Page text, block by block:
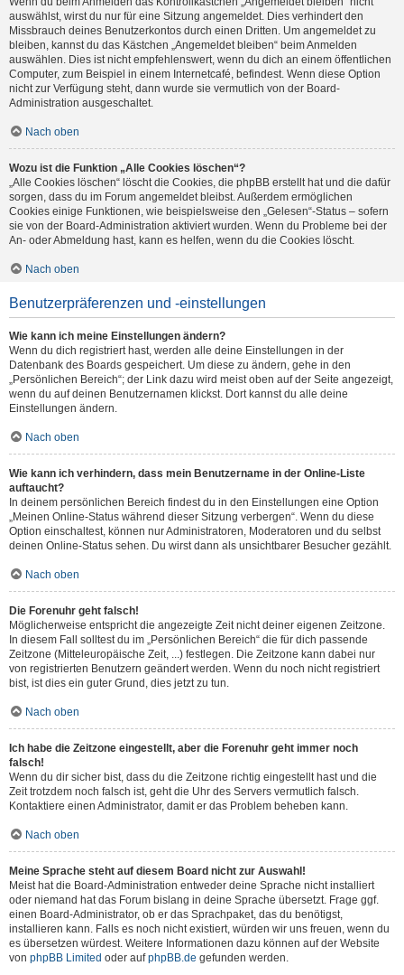
auswählst, wirst du nur für eine Sitzung angemeldet. Dies verhindert den
Missbrauch deines Benutzerkontos durch einen Dritten. Um angemeldet zu
bleiben, kannst du das Kästchen „Angemeldet bleiben“ beim Anmelden
auswählen. Dies ist nicht empfehlenswert, wenn du dich an einem öffentlichen
Computer, zum Beispiel in einem Internetcafé, befindest. Wenn diese Option
nicht zur Verfügung steht, dann wurde sie vermutlich von der Board-
Administration ausgeschaltet.
Nach oben
Wozu ist die Funktion „Alle Cookies löschen“?
„Alle Cookies löschen“ löscht die Cookies, die phpBB erstellt hat und die dafür
sorgen, dass du im Forum angemeldet bleibst. Außerdem ermöglichen
Cookies einige Funktionen, wie beispielsweise den „Gelesen“-Status – sofern
sie von der Board-Administration aktiviert wurden. Wenn du Probleme bei der
An- oder Abmeldung hast, kann es helfen, wenn du die Cookies löscht.
Nach oben
Benutzerpräferenzen und -einstellungen
Wie kann ich meine Einstellungen ändern?
Wenn du dich registriert hast, werden alle deine Einstellungen in der
Datenbank des Boards gespeichert. Um diese zu ändern, gehe in den
„Persönlichen Bereich“; der Link dazu wird meist oben auf der Seite angezeigt,
wenn du auf deinen Benutzernamen klickst. Dort kannst du alle deine
Einstellungen ändern.
Nach oben
Wie kann ich verhindern, dass mein Benutzername in der Online-Liste
auftaucht?
In deinem persönlichen Bereich findest du in den Einstellungen eine Option
„Meinen Online-Status während dieser Sitzung verbergen“. Wenn du diese
Option einschaltest, können nur Administratoren, Moderatoren und du selbst
deinen Online-Status sehen. Du wirst dann als unsichtbarer Besucher gezählt.
Nach oben
Die Forenuhr geht falsch!
Möglicherweise entspricht die angezeigte Zeit nicht deiner eigenen Zeitzone.
In diesem Fall solltest du im „Persönlichen Bereich“ die für dich passende
Zeitzone (Mitteleuropäische Zeit, ...) festlegen. Die Zeitzone kann dabei nur
von registrierten Benutzern geändert werden. Wenn du noch nicht registriert
bist, ist dies ein guter Grund, dies jetzt zu tun.
Nach oben
Ich habe die Zeitzone eingestellt, aber die Forenuhr geht immer noch
falsch!
Wenn du dir sicher bist, dass du die Zeitzone richtig eingestellt hast und die
Zeit trotzdem noch falsch ist, geht die Uhr des Servers vermutlich falsch.
Kontaktiere einen Administrator, damit er das Problem beheben kann.
Nach oben
Meine Sprache steht auf diesem Board nicht zur Auswahl!
Meist hat die Board-Administration entweder deine Sprache nicht installiert
oder niemand hat das Forum bislang in deine Sprache übersetzt. Frage ggf.
einen Board-Administrator, ob er das Sprachpaket, das du benötigst,
installieren kann. Falls es noch nicht existiert, würden wir uns freuen, wenn du
es übersetzen würdest. Weitere Informationen dazu können auf der Website
von phpBB Limited oder aufphpBB.de gefunden werden.